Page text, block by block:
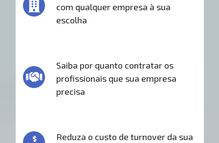
com qualquer empresa à sua
escolha
Saiba por quanto contratar os
profissionais que sua empresa
precisa
Reduza o custo de turnover da sua